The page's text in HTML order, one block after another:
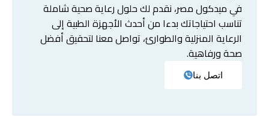
في ميدكول مصر، نقدم لك حلول رعاية صحية شاملة
تناسب احتياجاتك بدءا من أحدث الأجهزة الطبية إلى
الرعاية المنزلية والطوارئ، تواصل معنا لتحقيق أفضل
صحة ورفاهية.
اتصل بنا